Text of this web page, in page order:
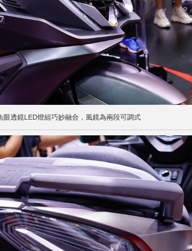
透鏡LED燈組巧妙融合， 風鏡為兩段可調式